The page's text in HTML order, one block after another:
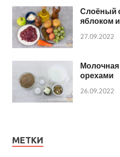
Слоёный
яблоком
27.09.2022
Молочная
орехами
26.09.2022
МЕТКИ